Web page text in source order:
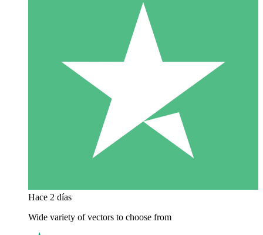
Hace 2 días
Wide variety of vectors to choose from